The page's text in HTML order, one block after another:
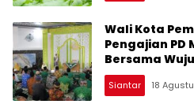
Wali Kota
Pengajian PD
Bersama
Sehat dan
Siantar 18